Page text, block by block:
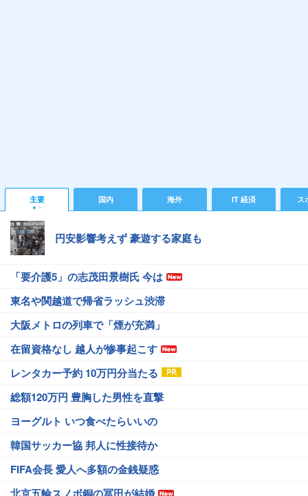
主要 国内 海外 IT 経済 ス
円安影響考えず 豪遊する家庭も
「要介護5」の志茂田景樹氏 今は
東名や関越道で帰省ラッシュ渋滞
大阪メトロの列車で「煙が充満」
在留資格なし 越人が惨事起こす
レンタカー予約 10万円分当たる
総額120万円 豊胸した男性を直撃
ヨーグルト いつ食べたらいいの
韓国サッカー協 邦人に性接待か
FIFA会長 愛人へ多額の金銭疑惑